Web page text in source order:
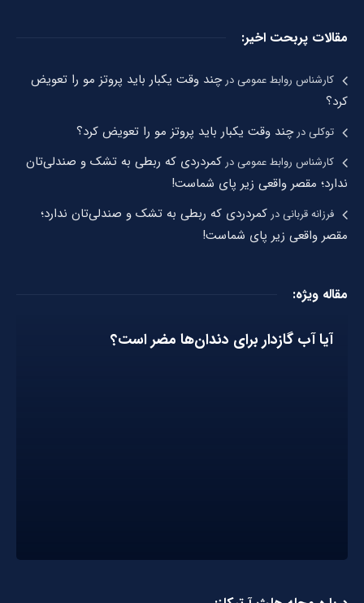
مقالات پربحت اخیر:
کارشناس روابط عمومیدرچند وقت یکبار باید پروتز مو را تعویض
کرد؟
توکلیدرچند وقت یکبار باید پروتز مو را تعویض کرد؟
کارشناس روابط عمومیدر کمردردی که ربطی به تشک و صندلی‌تان
ندارد؛ مقصر واقعی زیر پای شماست!
فرزانه قربانیدر کمردردی که ربطی به تشک و صندلی‌تان ندارد؛
مقصر واقعی زیر پای شماست!
مقاله ویژه:
آیا آب گازدار برای دندان‌ها مضر است؟